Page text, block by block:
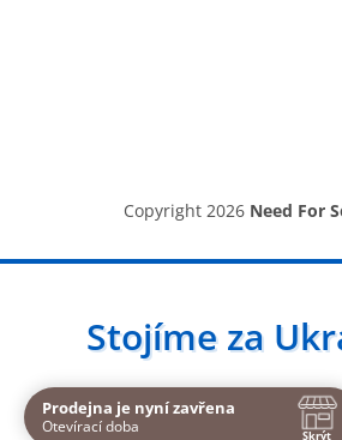
Copyright 2026 Need For
Prodejna je nyní zavřena
Otevírací doba
Skrýt
Navštivte nás osobně
Stojíme za
Jak a čím pomoci »